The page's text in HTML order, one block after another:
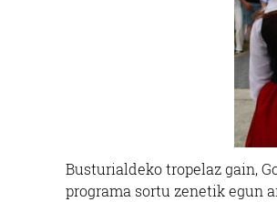
Busturialdeko tropelaz gain,
programa sortu zenetik egun